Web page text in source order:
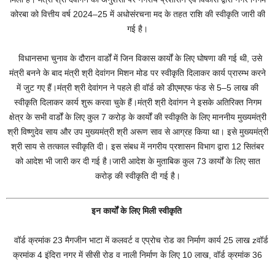
कोरबा को वित्तीय वर्ष 2024–25 में अधोसंरचना मद के तहत राशि की स्वीकृति जारी की
गई है।
विधानसभा चुनाव के दौरान वार्डों में जिन विकास कार्यों के लिए घोषणा की गई थी, उसे
मंत्री बनने के बाद मंत्री श्री देवांगन मिशन मोड पर स्वीकृति दिलाकर कार्य प्रारम्भ करने
में जुट गए हैं।मंत्री श्री देवांगन ने पहले ही वॉर्ड को डीएमएफ फंड से 5–5 लाख की
स्वीकृति दिलाकर कार्य शुरू करवा चुके हैं।मंत्री श्री देवांगन ने इसके अतिरिक्त निगम
क्षेत्र के सभी वार्डों के लिए कुल 7 करोड़ के कार्यों की स्वीकृति के लिए माननीय मुख्यमंत्री
श्री विष्णुदेव साय और उप मुख्यमंत्री श्री अरूण साव से आग्रह किया था। इसे मुख्यमंत्री
श्री साय से तत्काल स्वीकृति दी। इस संबध में नगरीय प्रशासन विभाग द्वारा 12 सितंबर
को आदेश भी जारी कर दी गई है।जारी आदेश के मुताबिक कुल 73 कार्यों के लिए सात
करोड़ की स्वीकृति दी गई है।
इन कार्यों के लिए मिली स्वीकृति
वॉर्ड क्रमांक 23 मैगजीन भाटा में कलवर्ट व एप्रोच रोड का निर्माण कार्य 25 लाख zवॉर्ड
क्रमांक 4 इंदिरा नगर में सीसी रोड व नाली निर्माण के लिए 10 लाख, वॉर्ड क्रमांक 36